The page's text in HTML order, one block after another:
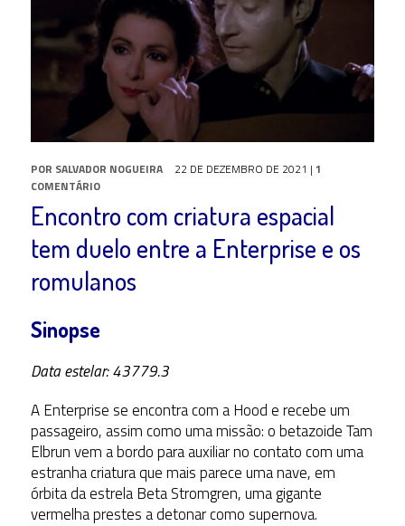
POR SALVADOR NOGUEIRA 22 DE DEZEMBRO DE 2021 | 1
COMENTÁRIO
Encontro com criatura espacial
tem duelo entre a Enterprise e os
romulanos
Sinopse
Data estelar: 43779.3
A Enterprise se encontra com a Hood e recebe um
passageiro, assim como uma missão: o betazoide Tam
Elbrun vem a bordo para auxiliar no contato com uma
estranha criatura que mais parece uma nave, em
órbita da estrela Beta Stromgren, uma gigante
vermelha prestes a detonar como supernova.